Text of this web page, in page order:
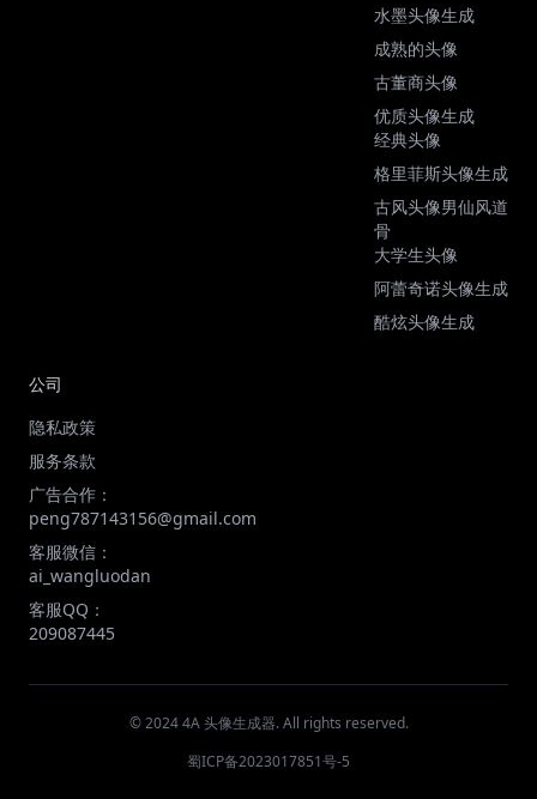
水墨头像生成
成熟的头像
古董商头像
优质头像生成
经典头像
格里菲斯头像生成
古风头像男仙风道
骨
大学生头像
阿蕾奇诺头像生成
酷炫头像生成
公司
隐私政策
服务条款
广告合作：
peng787143156@gmail.com
客服微信：
ai_wangluodan
客服QQ：
209087445
© 2024 4A 头像生成器. All rights reserved.
蜀ICP备2023017851号-5